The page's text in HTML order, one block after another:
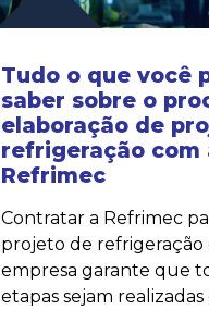
Tudo o que você
saber sobre o
elaboração de
refrigeração com
Refrimec
Contratar a Refrimec
projeto de refrigeração
empresa garante que
etapas sejam realizadas